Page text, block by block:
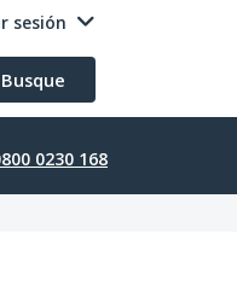
sesión
Busque
0230 168